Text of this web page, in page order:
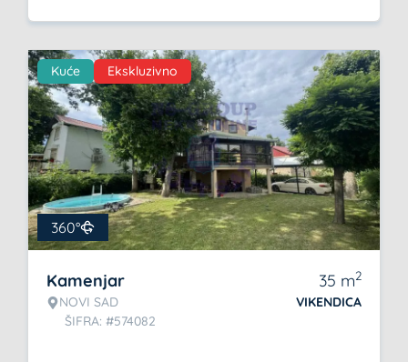
Kuće Ekskluzivno
360°
Kamenjar
NOVI SAD
ŠIFRA: #574082
35 m2
VIKENDICA